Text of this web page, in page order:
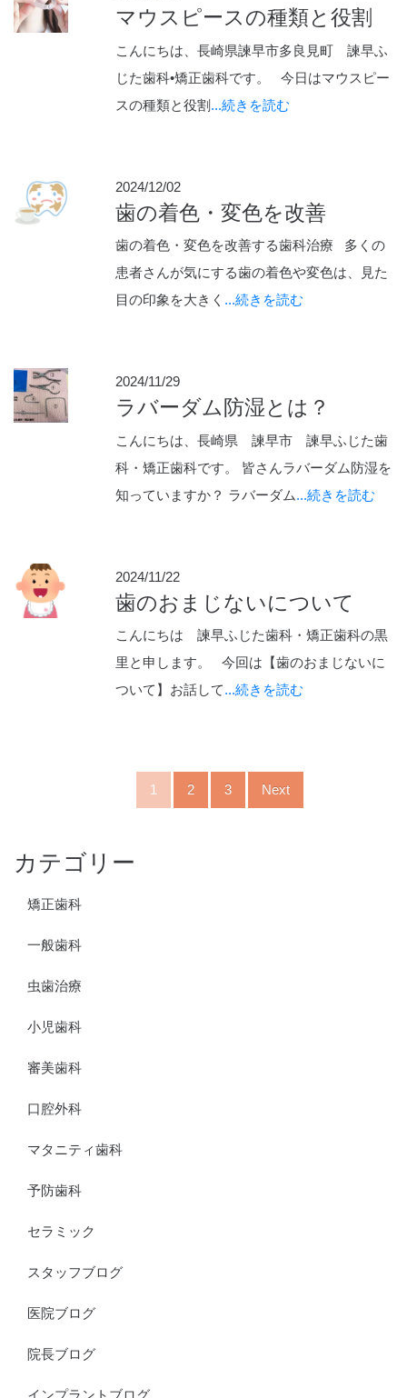
マウスピースの種類と役割
こんにちは、長崎県諫早市多良見町 諫早ふ
じた歯科•矯正歯科です。 今日はマウスピー
スの種類と役割 ...続きを読む
2024/12/02
歯の着色・変色を改善
歯の着色・変色を改善する歯科治療 多くの
患者さんが気にする歯の着色や変色は、見た
目の印象を大きく ...続きを読む
2024/11/29
ラバーダム防湿とは？
こんにちは、長崎県 諫早市 諫早ふじた歯
科・矯正歯科です。 皆さんラバーダム防湿を
知っていますか？ ラバーダム...続きを読む
2024/11/22
歯のおまじないについて
こんにちは 諫早ふじた歯科・矯正歯科の黒
里と申します。 今回は【歯のおまじないに
ついて】お話して...続きを読む
1 2 3 Next
カテゴリー
矯正歯科
一般歯科
虫歯治療
小児歯科
審美歯科
口腔外科
マタニティ歯科
予防歯科
セラミック
スタッフブログ
医院ブログ
院長ブログ
インプラントブログ